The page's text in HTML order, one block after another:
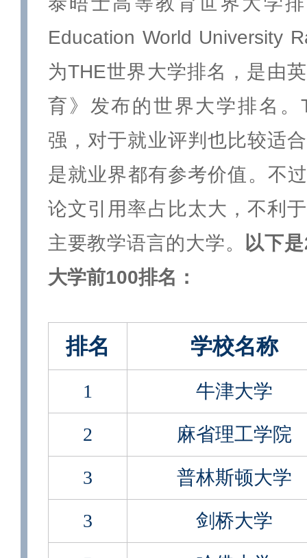
Education World University
为THE世界大学排名，是由
育》发布的世界大学排名。
强，对于就业评判也比较适
是就业界都有参考价值。不
论文引用率占比太大，不利
主要教学语言的大学。 以下
大学前100排名：
排名 学校名称
1 牛津大学
2 麻省理工学院
3 普林斯顿大学
3 剑桥大学